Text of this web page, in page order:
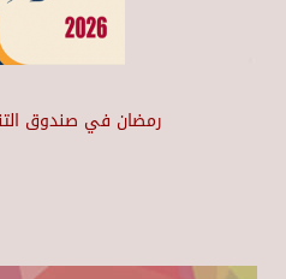
رمضان في صندوق التنمية